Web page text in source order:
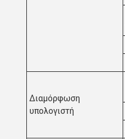
Διαμόρφωση
υπολογιστή